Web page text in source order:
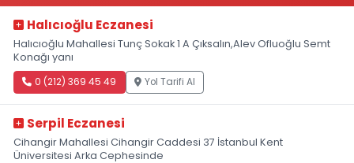
Halıcıoğlu Eczanesi
Halıcıoğlu Mahallesi Tunç Sokak 1 A Çıksalın,Alev Ofluoğlu Semt
Konağı yanı
0 (212) 369 45 49 Yol Tarifi Al
Serpil Eczanesi
Cihangir Mahallesi Cihangir Caddesi 37 İstanbul Kent
Üniversitesi Arka Cephesinde